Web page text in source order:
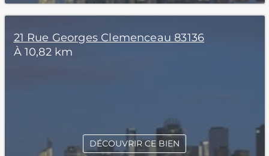
21 Rue Georges Clemenceau 83136
À 10,82 km
DÉCOUVRIR CE BIEN